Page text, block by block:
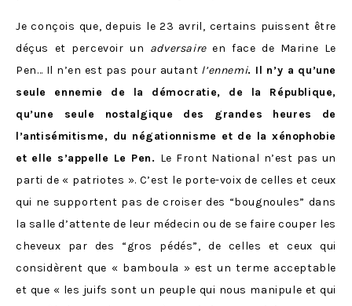
Je conçois que, depuis le 23 avril, certains puissent être
déçus et percevoir un adversaireen face de Marine Le
Pen… Il n’en est pas pour autant l’ennemi. Il n’y a qu’une
seule ennemie de la démocratie, de la République,
qu’une seule nostalgique des grandes heures de
l’antisémitisme, du négationnisme et de la xénophobie
et elle s’appelle Le Pen. Le Front National n’est pas un
parti de « patriotes ». C’est le porte-voix de celles et ceux
qui ne supportent pas de croiser des “bougnoules” dans
la salle d’attente de leur médecin ou de se faire couper les
cheveux par des “gros pédés”, de celles et ceux qui
considèrent que « bamboula » est un terme acceptable
et que « les juifs sont un peuple qui nous manipule et qui